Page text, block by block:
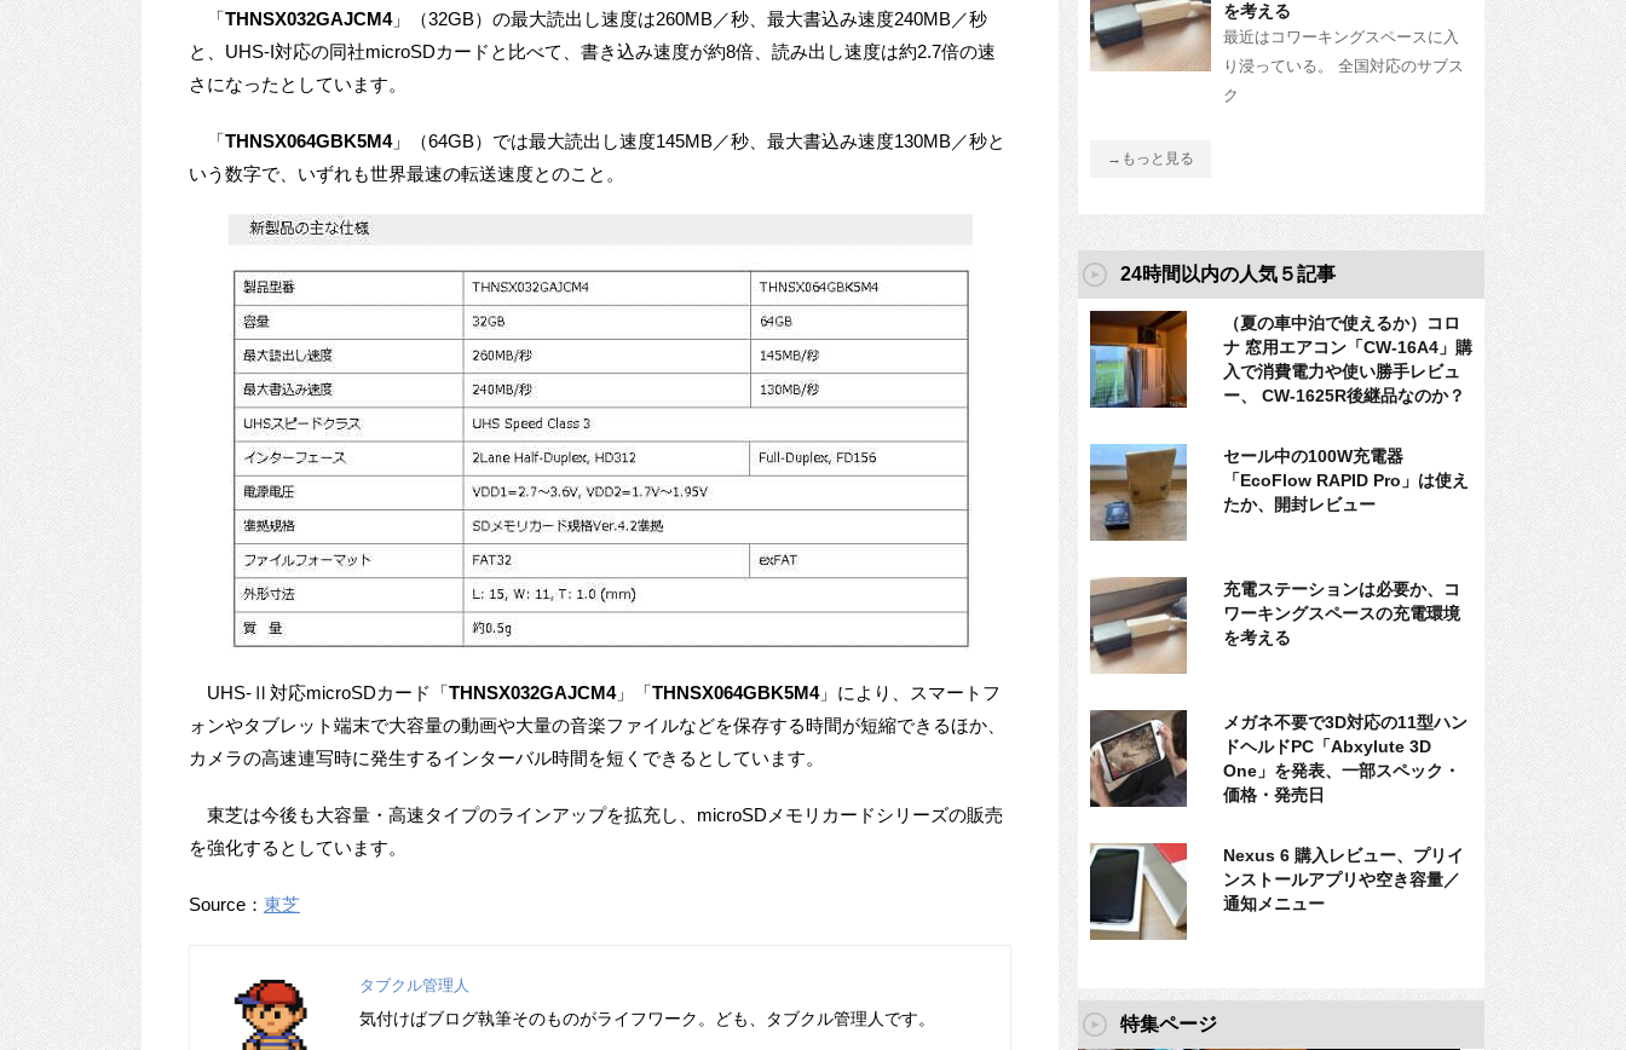
「THNSX032GAJCM4」（32GB）の最大読出し速度は260MB／秒、最大書込み速度240MB／秒
と、UHS-I対応の同社microSDカードと比べて、書き込み速度が約8倍、読み出し速度は約2.7倍の速
さになったとしています。
「THNSX064GBK5M4」（64GB）では最大読出し速度145MB／秒、最大書込み速度130MB／秒と
いう数字で、いずれも世界最速の転送速度とのこと。
UHS-Ⅱ対応microSDカード「THNSX032GAJCM4」「THNSX064GBK5M4」により、スマートフ
ォンやタブレット端末で大容量の動画や大量の音楽ファイルなどを保存する時間が短縮できるほか、
カメラの高速連写時に発生するインターバル時間を短くできるとしています。
東芝は今後も大容量・高速タイプのラインアップを拡充し、microSDメモリカードシリーズの販売
を強化するとしています。
Source： 東芝
タブクル管理人
気付けばブログ執筆そのものがライフワーク。ども、タブクル管理人です。
を考える
最近はコワーキングスペースに入
り浸っている。 全国対応のサブス
ク
→もっと見る
24時間以内の人気５記事
（夏の車中泊で使えるか）コロ
ナ 窓用エアコン「CW-16A4」購
入で消費電力や使い勝手レビュ
ー、 CW-1625R後継品なのか？
セール中の100W充電器
「EcoFlow RAPID Pro」は使え
たか、開封レビュー
充電ステーションは必要か、コ
ワーキングスペースの充電環境
を考える
メガネ不要で3D対応の11型ハン
ドヘルドPC「Abxylute 3D
One」を発表、一部スペック・
価格・発売日
Nexus 6 購入レビュー、プリイ
ンストールアプリや空き容量／
通知メニュー
特集ページ